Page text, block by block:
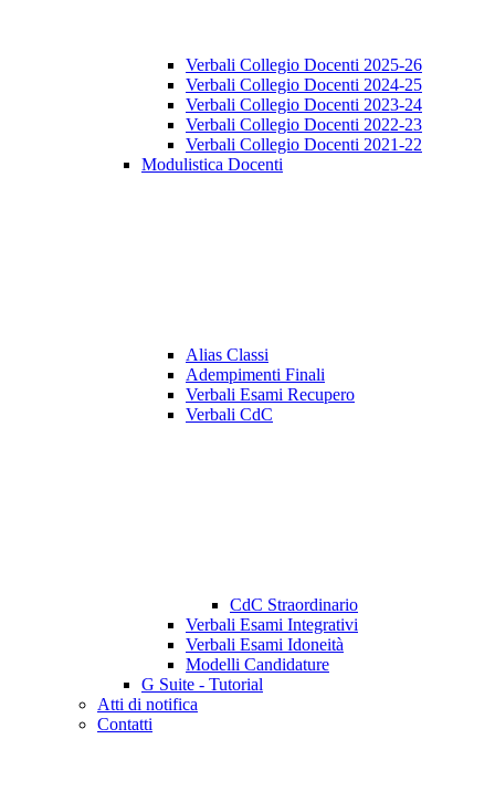
Verbali Collegio Docenti 2025-26
Verbali Collegio Docenti 2024-25
Verbali Collegio Docenti 2023-24
Verbali Collegio Docenti 2022-23
Verbali Collegio Docenti 2021-22
Modulistica Docenti
Alias Classi
Adempimenti Finali
Verbali Esami Recupero
Verbali CdC
CdC Straordinario
Verbali Esami Integrativi
Verbali Esami Idoneità
Modelli Candidature
G Suite - Tutorial
Atti di notifica
Contatti